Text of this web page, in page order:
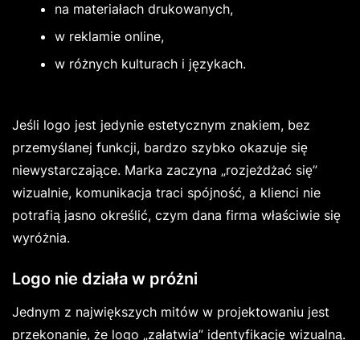
na materiałach drukowanych,
w reklamie online,
w różnych kulturach i językach.
Jeśli logo jest jedynie estetycznym znakiem, bez
przemyślanej funkcji, bardzo szybko okazuje się
niewystarczające. Marka zaczyna „rozjeżdżać się”
wizualnie, komunikacja traci spójność, a klienci nie
potrafią jasno określić, czym dana firma właściwie się
wyróżnia.
Logo nie działa w próżni
Jednym z największych mitów w projektowaniu jest
przekonanie, że logo „załatwia” identyfikację wizualną.